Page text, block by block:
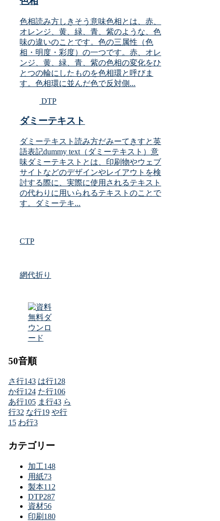
色相読み方しきそう意味色相とは、赤、
オレンジ、黄、緑、青、紫のような、色
味の違いのことです。色の三属性（色
相・明度・彩度）の一つです。赤、オレ
ンジ、黄、緑、青、紫の色相の変化をひ
とつの輪にしたものを色相環と呼びま
す。色相環に並んだ色で反対側...
DTP
ダミーテキスト
ダミーテキスト読み方だみーてきすと英
語表記dummy text（ダミーテキスト）意
味ダミーテキストとは、印刷物やウェブ
サイトなどのデザインやレイアウトを検
討する際に、実際に使用されるテキスト
の代わりに用いられるテキストのことで
す。ダミーテキ...
CTP
網代折り
50音順
さ行143 は行128
か行124 た行106
あ行105 ま行43 ら
行32 な行19 や行
15 わ行3
カテゴリー
加工148
用紙73
製本112
DTP287
資材56
印刷 180